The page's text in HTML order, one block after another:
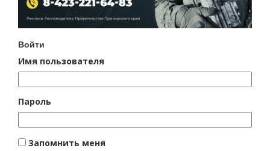
Войти
Имя пользователя
Пароль
Запомнить меня